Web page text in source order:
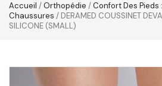
Accueil / Orthopédie /Confort Des Pieds
Chaussures / DERAMED COUSSINET
SILICONE (SMALL)